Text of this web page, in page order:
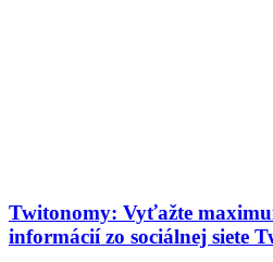
Twitonomy: Vyťažte
informácií zo sociálnej siete